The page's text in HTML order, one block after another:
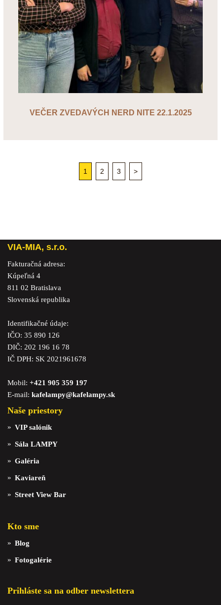
VEČER ZVEDAVÝCH NERD NITE 22.1.2025
1 2 3 >
VIA-MIA, s.r.o.
Fakturačná adresa:
Kúpeľná 4
811 02 Bratislava
Slovenská republika
Identifikačné údaje:
IČO: 35 890 126
DIČ: 202 196 16 78
IČ DPH: SK 2021961678
Mobil: +421 905 359 197
E-mail: kafelampy@kafelampy.sk
Naše priestory
VIP salónik
Sála LAMPY
Galéria
Kaviareň
Street View Bar
Kto sme
Blog
Fotogalérie
Prihláste sa na odber newslettera